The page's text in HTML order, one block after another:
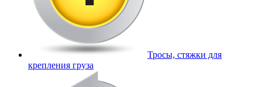
Тросы, стяжки для
крепления груза